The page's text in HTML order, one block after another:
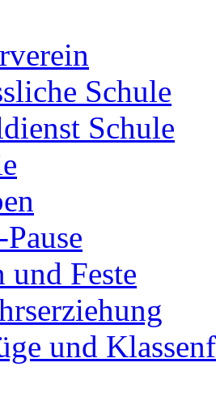
Schule
Schule
und Feste
und